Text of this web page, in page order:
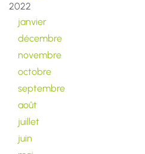
2022
janvier
décembre
novembre
octobre
septembre
août
juillet
juin